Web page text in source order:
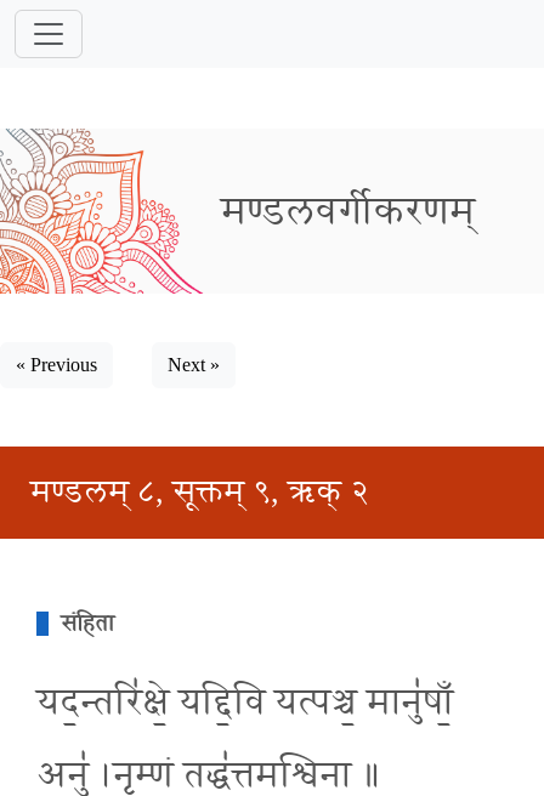
मण्डलवर्गीकरणम्
« Previous Next »
मण्डलम् ८, सूक्तम् ९, ऋक् २
संहिता
यद॒न्तरि॑क्षे॒ यद्दि॒वि यत्पञ्च॒ मानु॑षाँ॒
अनु॑ ।नृ॒म्णं तद्ध॑त्तमश्विना ॥